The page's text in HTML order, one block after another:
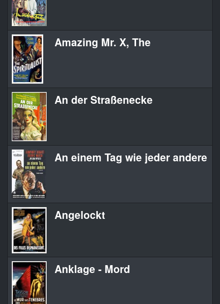
Amazing Mr. X, The
An der Straßenecke
An einem Tag wie jeder andere
Angelockt
Anklage - Mord